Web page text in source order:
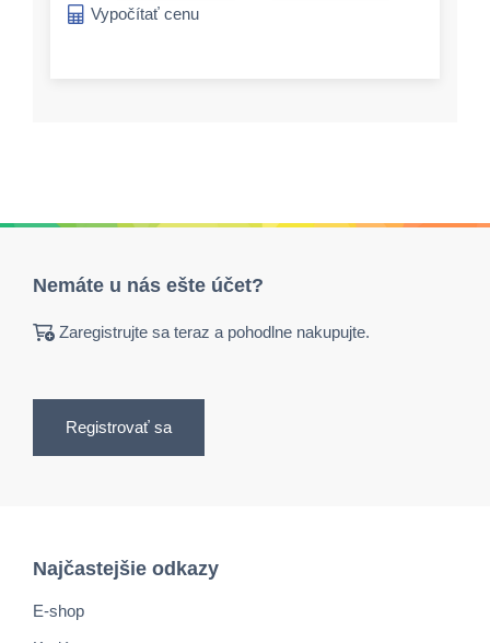
Vypočítať cenu
Nemáte u nás ešte účet?
Zaregistrujte sa teraz a pohodlne nakupujte.
Registrovať sa
Najčastejšie odkazy
E-shop